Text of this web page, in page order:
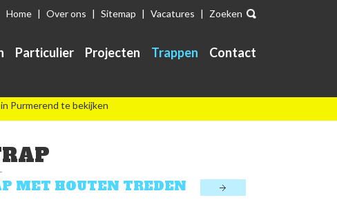
Home | Over ons | Sitemap | Vacatures | Zoeken
Particulier Projecten Trappen Contact
Purmerend te bekijken
MET HOUTEN TREDEN